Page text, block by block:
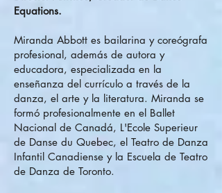
Equations.
Miranda Abbott es bailarina y coreógrafa
profesional, además de autora y
educadora, especializada en la
enseñanza del currículo a través de la
danza, el arte y la literatura. Miranda se
formó profesionalmente en el Ballet
Nacional de Canadá, L'Ecole Superieur
de Danse du Quebec, el Teatro de Danza
Infantil Canadiense y la Escuela de Teatro
de Danza de Toronto.